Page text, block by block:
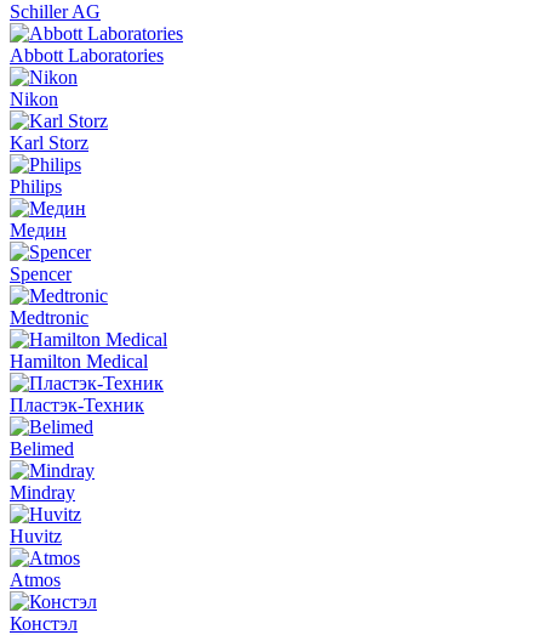
Schiller AG
Abbott Laboratories
Nikon
Karl Storz
Philips
Медин
Spencer
Medtronic
Hamilton Medical
Пластэк-Техник
Belimed
Mindray
Huvitz
Atmos
Констэл